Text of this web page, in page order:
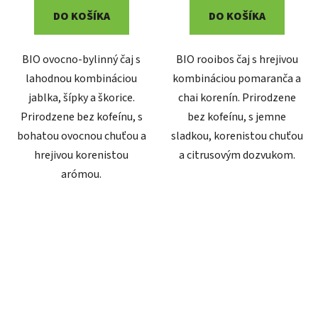
DO KOŠÍKA
BIO ovocno-bylinný čaj s
lahodnou kombináciou
jablka, šípky a škorice.
Prirodzene bez kofeínu, s
bohatou ovocnou chuťou a
hrejivou korenistou
arómou.
DO KOŠÍKA
BIO rooibos čaj s hrejivou
kombináciou pomaranča a
chai korenín. Prirodzene
bez kofeínu, s jemne
sladkou, korenistou chuťou
a citrusovým dozvukom.